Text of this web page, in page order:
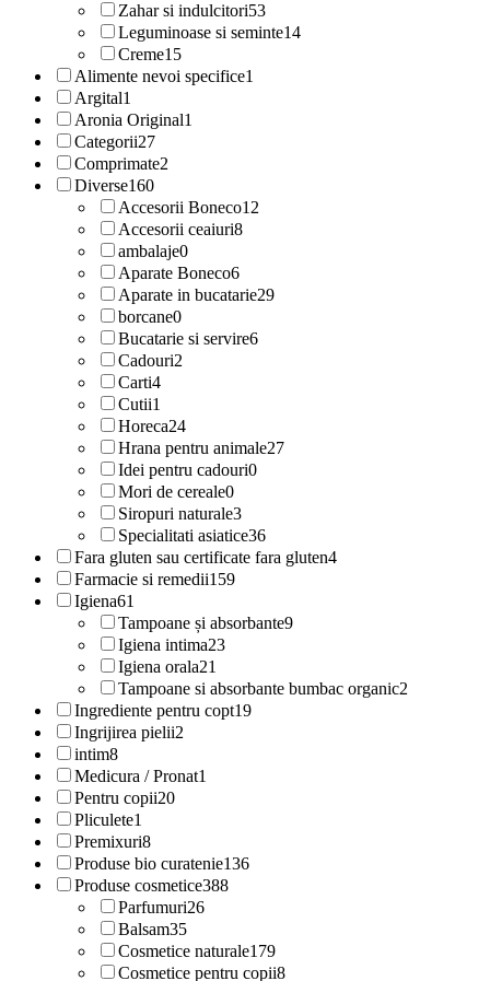
Zahar si indulcitori53
Leguminoase si seminte14
Creme15
Alimente nevoi specifice1
Argital1
Aronia Original1
Categorii27
Comprimate2
Diverse160
Accesorii Boneco12
Accesorii ceaiuri8
ambalaje0
Aparate Boneco6
Aparate in bucatarie29
borcane0
Bucatarie si servire6
Cadouri2
Carti4
Cutii1
Horeca24
Hrana pentru animale27
Idei pentru cadouri0
Mori de cereale0
Siropuri naturale3
Specialitati asiatice36
Fara gluten sau certificate fara gluten4
Farmacie si remedii159
Igiena61
Tampoane și absorbante9
Igiena intima23
Igiena orala21
Tampoane si absorbante bumbac organic2
Ingrediente pentru copt19
Ingrijirea pielii2
intim8
Medicura / Pronat1
Pentru copii20
Pliculete1
Premixuri8
Produse bio curatenie136
Produse cosmetice388
Parfumuri26
Balsam35
Cosmetice naturale179
Cosmetice pentru copii8